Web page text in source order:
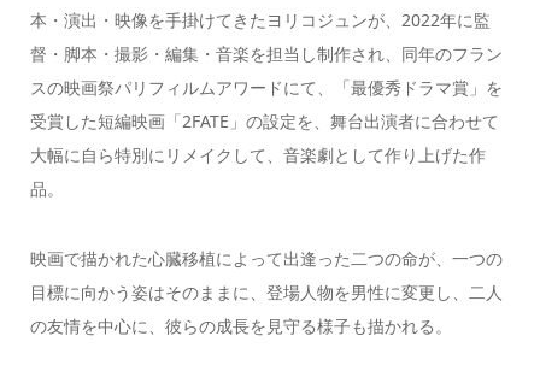
本・演出・映像を手掛けてきたヨリコジュンが、2022年に監
督・脚本・撮影・編集・音楽を担当し制作され、同年のフラン
スの映画祭パリフィルムアワードにて、「最優秀ドラマ賞」を
受賞した短編映画「2FATE」の設定を、舞台出演者に合わせて
大幅に自ら特別にリメイクして、音楽劇として作り上げた作
品。
映画で描かれた心臓移植によって出逢った二つの命が、一つの
目標に向かう姿はそのままに、登場人物を男性に変更し、二人
の友情を中心に、彼らの成長を見守る様子も描かれる。